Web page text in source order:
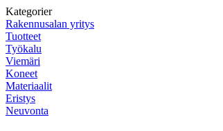
Kategorier
Rakennusalan yritys
Tuotteet
Työkalu
Viemäri
Koneet
Materiaalit
Eristys
Neuvonta